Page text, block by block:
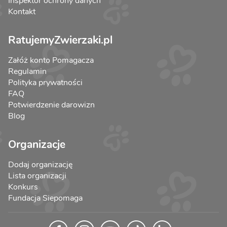
Kontakt
RatujemyZwierzaki.pl
Załóż konto Pomagacza
Regulamin
Polityka prywatności
FAQ
Potwierdzenie darowizn
Blog
Organizacje
Dodaj organizację
Lista organizacji
Konkurs
Fundacja Siepomaga